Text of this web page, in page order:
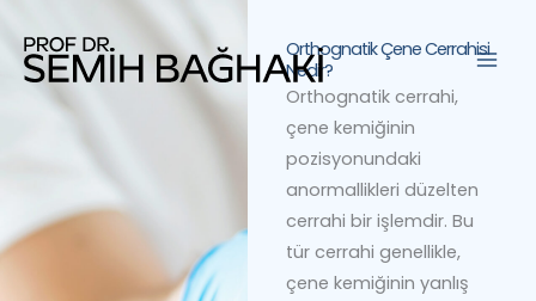
atla
Orthognatik Çene Cerrahisi
Nedir?
Orthognatik cerrahi,
çene kemiğinin
pozisyonundaki
anormallikleri düzelten
cerrahi bir işlemdir. Bu
tür cerrahi genellikle,
çene kemiğinin yanlış